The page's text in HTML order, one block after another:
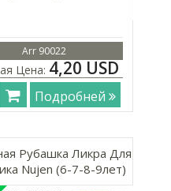
Arr 90022
Цена: 4,20 USD
Подробней
Рубашка Ликра Для
Nujen (6-7-8-9лет)